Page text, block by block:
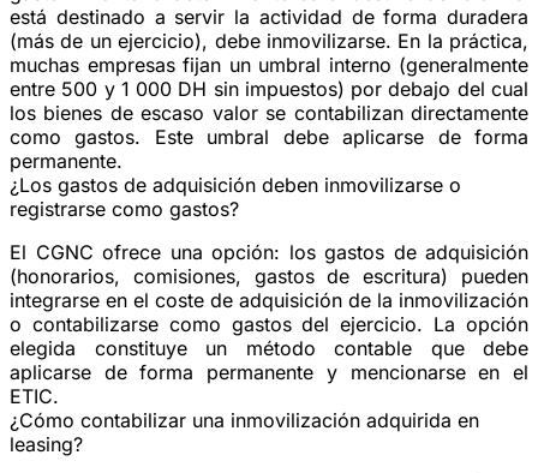
está destinado a servir la actividad de forma duradera
(más de un ejercicio), debe inmovilizarse. En la práctica,
muchas empresas fijan un umbral interno (generalmente
entre 500 y 1 000 DH sin impuestos) por debajo del cual
los bienes de escaso valor se contabilizan directamente
como gastos. Este umbral debe aplicarse de forma
permanente.
¿Los gastos de adquisición deben inmovilizarse o
registrarse como gastos?
El CGNC ofrece una opción: los gastos de adquisición
(honorarios, comisiones, gastos de escritura) pueden
integrarse en el coste de adquisición de la inmovilización
o contabilizarse como gastos del ejercicio. La opción
elegida constituye un método contable que debe
aplicarse de forma permanente y mencionarse en el
ETIC.
¿Cómo contabilizar una inmovilización adquirida en
leasing?